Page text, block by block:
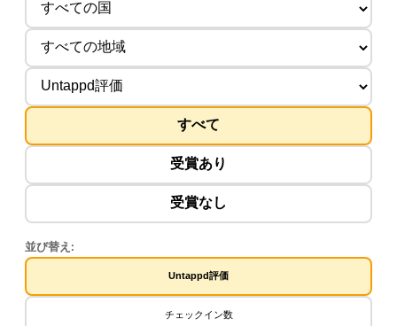
すべて
受賞あり
受賞なし
並び替え:
Untappd評価
チェックイン数